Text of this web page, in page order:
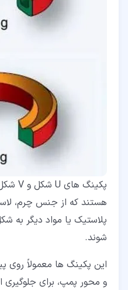
پکینگ های U شکل و V شکل، آب بند های
هستند که از جنس چرم،
شوند.
این پکینگ ها معمولاً روی
و محور پمپ، برای